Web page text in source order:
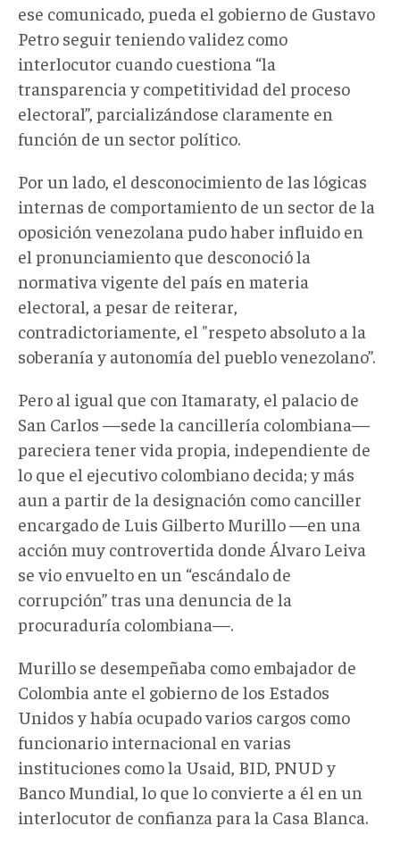
ese comunicado, pueda el gobierno de Gustavo
Petro seguir teniendo validez como
interlocutor cuando cuestiona “la
transparencia y competitividad del proceso
electoral”, parcializándose claramente en
función de un sector político.
Por un lado, el desconocimiento de las lógicas
internas de comportamiento de un sector de la
oposición venezolana pudo haber influido en
el pronunciamiento que desconoció la
normativa vigente del país en materia
electoral, a pesar de reiterar,
contradictoriamente, el "respeto absoluto a la
soberanía y autonomía del pueblo venezolano”.
Pero al igual que con Itamaraty, el palacio de
San Carlos —sede la cancillería colombiana—
pareciera tener vida propia, independiente de
lo que el ejecutivo colombiano decida; y más
aun a partir de la designación como canciller
encargado de Luis Gilberto Murillo —en una
acción muy controvertida donde Álvaro Leiva
se vio envuelto en un “escándalo de
corrupción” tras una denuncia de la
procuraduría colombiana—.
Murillo se desempeñaba como embajador de
Colombia ante el gobierno de los Estados
Unidos y había ocupado varios cargos como
funcionario internacional en varias
instituciones como la Usaid, BID, PNUD y
Banco Mundial, lo que lo convierte a él en un
interlocutor de confianza para la Casa Blanca.